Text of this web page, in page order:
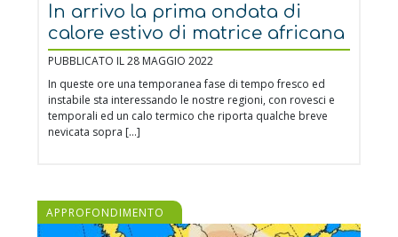
In arrivo la prima ondata di
calore estivo di matrice africana
PUBBLICATO IL 28 MAGGIO 2022
In queste ore una temporanea fase di tempo fresco ed
instabile sta interessando le nostre regioni, con rovesci e
temporali ed un calo termico che riporta qualche breve
nevicata sopra […]
APPROFONDIMENTO